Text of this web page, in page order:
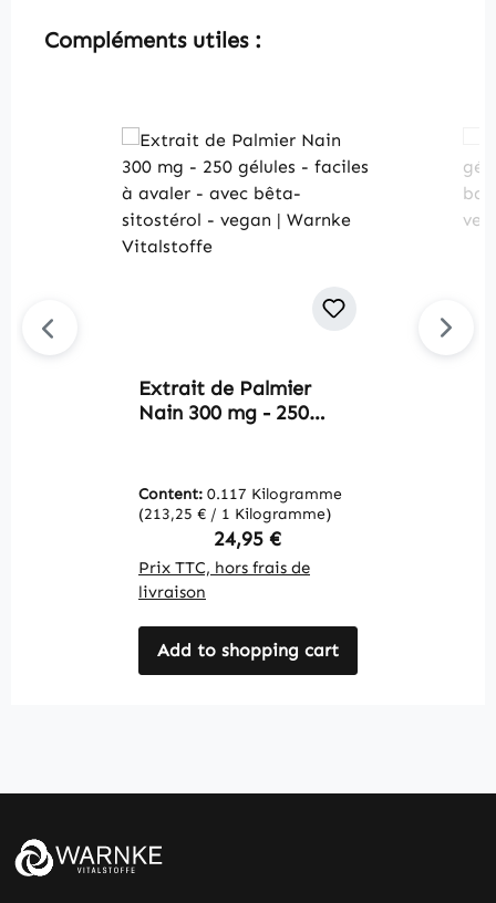
Skip product gallery
Compléments utiles :
Extrait de Palmier
Nain 300 mg - 250
sitostérol - vegan |
Warnke Vitalstoffe
Content: 0.117 Kilogramme
(213,25 € / 1 Kilogramme)
Regular price:
24,95 €
Prix TTC, hors frais de
livraison
Add to shopping cart